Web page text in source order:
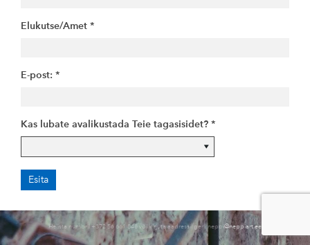
Elukutse/Amet
E-post:
Kas lubate avalikustada Teie tagasisidet?
Helista numbril +372 56 661 848 või kirjuta aadressil gerli.neppi@neppiart.ee